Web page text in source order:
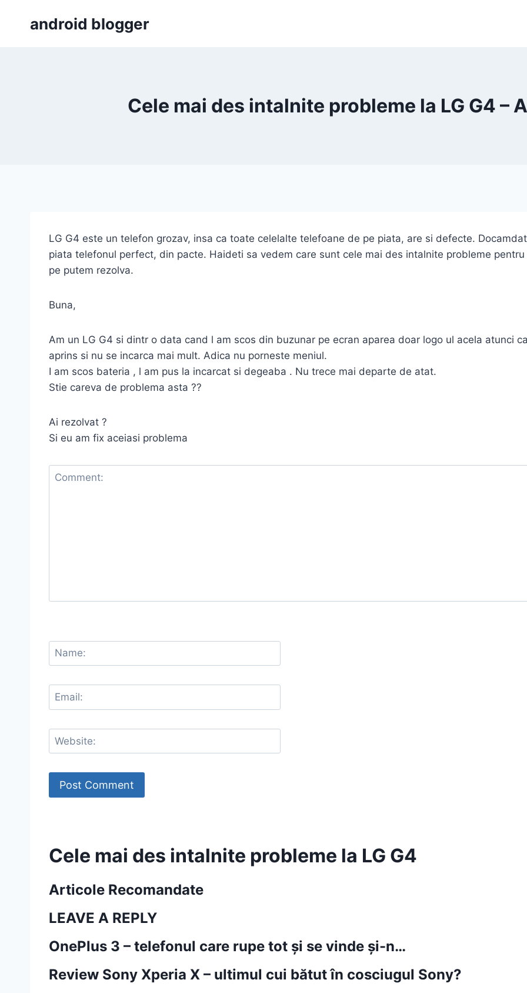
android blogger
Cele mai des intalnite probleme la LG G4 –
LG G4 este un telefon grozav, insa ca toate celelalte telefoane de pe piata, are si defecte.
piata telefonul perfect, din pacte. Haideti sa vedem care sunt cele mai des intalnite probleme
pe putem rezolva.
Buna,
Am un LG G4 si dintr o data cand l am scos din buzunar pe ecran aparea doar logo ul acela atunci
aprins si nu se incarca mai mult. Adica nu porneste meniul.
I am scos bateria , l am pus la incarcat si degeaba . Nu trece mai departe de atat.
Stie careva de problema asta ??
Ai rezolvat ?
Si eu am fix aceiasi problema
Cele mai des intalnite probleme la LG G4
Articole Recomandate
LEAVE A REPLY
OnePlus 3 – telefonul care rupe tot și se vinde și-n…
Review Sony Xperia X – ultimul cui bătut în cosciugul Sony?